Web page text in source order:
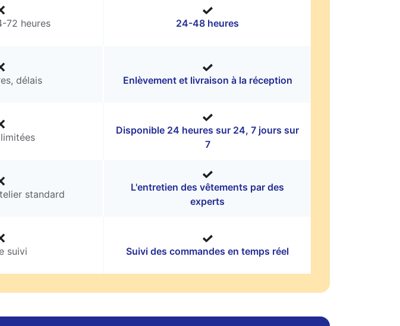
72 heures 24-48 heures
délais Enlèvement et livraison à la réception
Disponible 24 heures sur 24, 7 jours sur
7
standard
L'entretien des vêtements par des
experts
suivi Suivi des commandes en temps réel